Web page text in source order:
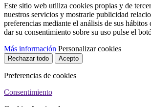
Este sitio web utiliza cookies propias y de
nuestros servicios y mostrarle publicidad
preferencias mediante el análisis de sus hábitos
dar su consentimiento sobre su uso pulse el
Más información Personalizar cookies
Rechazar todo Acepto
Preferencias de cookies
Consentimiento